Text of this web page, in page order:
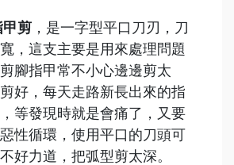
甲剪 ，是一字型平口刀刃，刀
，這支主要是用來處理問題
腳指甲常不小心邊邊剪太
好，每天走路新長出來的指
等發現時就是會痛了，又要
性循環，使用平口的刀頭可
好力道，把弧型剪太深。